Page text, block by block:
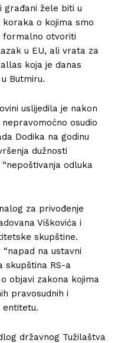
građani žele biti u
koraka o kojima smo
formalno otvoriti
u EU, ali vrata za
koja je danas
Butmiru.
uslijedila je nakon
osudio
Dodika na godinu
dužnosti
odluka
za privođenje
Viškovića i
skupštine.
na ustavni
skupština RS-a
objavi zakona kojima
pravosudnih i
entitetu.
državnog Tužilaštva